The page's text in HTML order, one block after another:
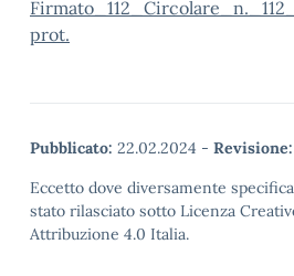
prot.
Pubblicato: 22.02.2024 - Revisione:
Eccetto dove diversamente
stato rilasciato sotto Licenza
Attribuzione 4.0 Italia.